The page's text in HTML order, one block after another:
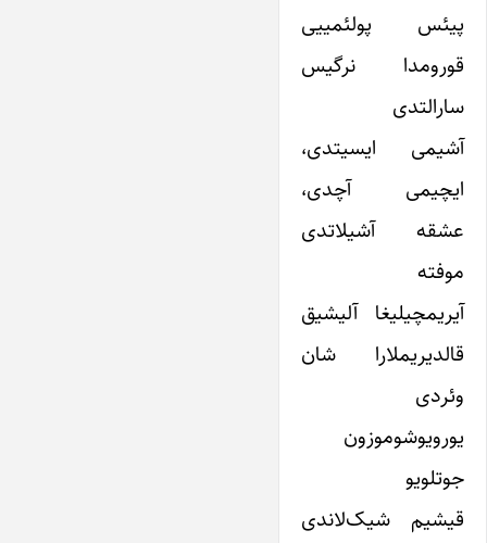
پیئس پولئمییی
قورومدا نرگیس
سارالتدی
آشیمی ایسیتدی،
ایچیمی آچدی،
عشقه آشیلاتدی
موفته
آیریمچیلیغا آلیشیق
قالدیریملارا شان
وئردی
یورویوشوموزون
جوتلویو
قیشیم شیک‌لاندی